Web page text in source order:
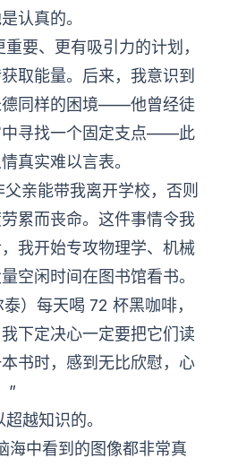
认真的。
要、更有吸引力的计划，
取能量。后来，我意识到
德同样的困境——他曾经徒
中寻找一个固定支点——此
真实难以言表。
亲能带我离开学校，否则
累而丧命。这件事情令我
我开始专攻物理学、机械
空闲时间在图书馆看书。
）每天喝 72 杯黑咖啡，
下定决心一定要把它们读
书时，感到无比欣慰，心
”
越知识的。
海中看到的图像都非常真